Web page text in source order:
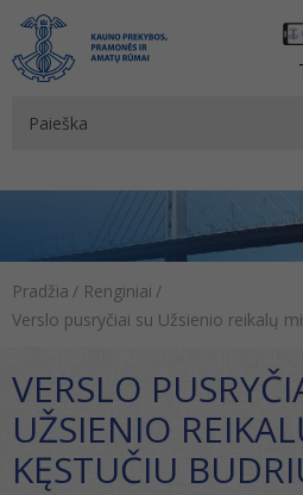
Pradžia / Renginiai /
Verslo pusryčiai su Užsienio reikalų
VERSLO
UŽSIENIO
KĘSTUČIU